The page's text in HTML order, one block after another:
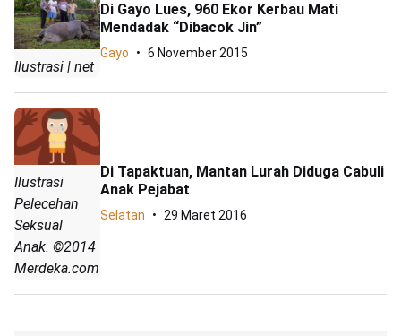
Ilustrasi | net
Di Gayo Lues, 960 Ekor Kerbau Mati
Mendadak “Dibacok Jin”
Gayo 6 November 2015
Ilustrasi
Pelecehan
Seksual
Anak. ©2014
Merdeka.com
Di Tapaktuan, Mantan Lurah Diduga Cabuli
Anak Pejabat
Selatan 29 Maret 2016